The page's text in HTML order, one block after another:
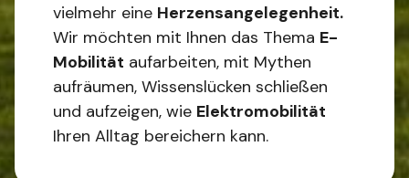
vielmehr eine Herzensangelegenheit.
Wir möchten mit Ihnen das Thema E-
Mobilität aufarbeiten, mit Mythen
aufräumen, Wissenslücken schließen
und aufzeigen, wie Elektromobilität
Ihren Alltag bereichern kann.